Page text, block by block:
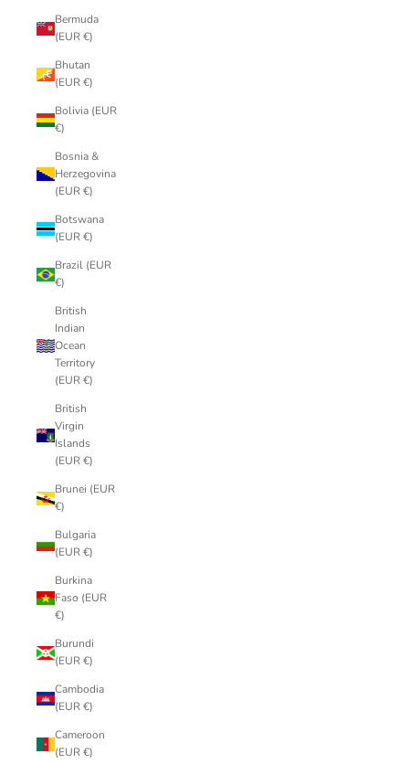
Bermuda
(EUR €)
Bhutan
(EUR €)
Bolivia (EUR
€)
Bosnia &
Herzegovina
(EUR €)
Botswana
(EUR €)
Brazil (EUR
€)
British
Indian
Ocean
Territory
(EUR €)
British
Virgin
Islands
(EUR €)
Brunei (EUR
€)
Bulgaria
(EUR €)
Burkina
Faso (EUR
€)
Burundi
(EUR €)
Cambodia
(EUR €)
Cameroon
(EUR €)